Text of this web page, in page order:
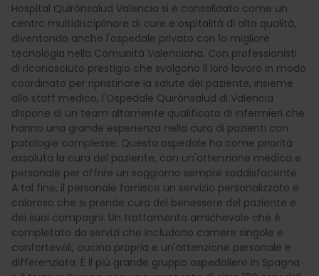
Hospital Quirónsalud Valencia si è consolidato come un
centro multidisciplinare di cure e ospitalità di alta qualità,
diventando anche l'ospedale privato con la migliore
tecnologia nella Comunità Valenciana. Con professionisti
di riconosciuto prestigio che svolgono il loro lavoro in modo
coordinato per ripristinare la salute del paziente, insieme
allo staff medico, l'Ospedale Quirónsalud di Valencia
dispone di un team altamente qualificato di infermieri che
hanno una grande esperienza nella cura di pazienti con
patologie complesse. Questo ospedale ha come priorità
assoluta la cura del paziente, con un'attenzione medica e
personale per offrire un soggiorno sempre soddisfacente.
A tal fine, il personale fornisce un servizio personalizzato e
caloroso che si prende cura del benessere del paziente e
dei suoi compagni. Un trattamento amichevole che è
completato da servizi che includono camere singole e
confortevoli, cucina propria e un'attenzione personale e
differenziata. È il più grande gruppo ospedaliero in Spagna